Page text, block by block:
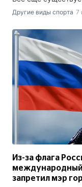
Другие виды спорта 7
Из-за флага
международный
запретил мэр